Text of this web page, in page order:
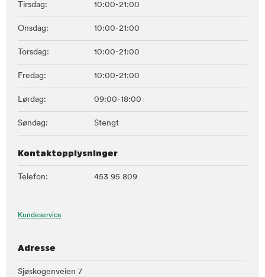
Tirsdag: 10:00-21:00
Onsdag: 10:00-21:00
Torsdag: 10:00-21:00
Fredag: 10:00-21:00
Lørdag: 09:00-18:00
Søndag: Stengt
Kontaktopplysninger
Telefon: 453 95 809
Kundeservice
Adresse
Sjøskogenveien 7